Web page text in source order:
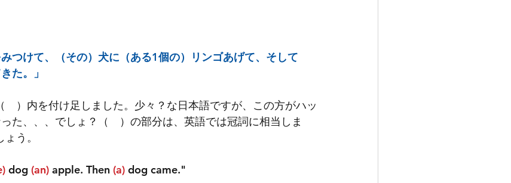
つけて、（その）犬に（ある1個の）リンゴあげて、そして
た。」
）内を付け足しました。少々？な日本語ですが、この方がハッ
た、、、でしょ？（　）の部分は、英語では冠詞に相当しま
う。
dog (an) apple. Then (a) dog came."